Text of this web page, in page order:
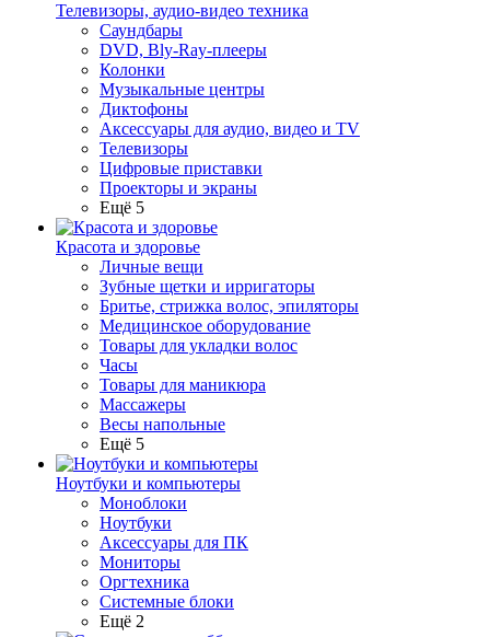
Телевизоры, аудио-видео техника
Саундбары
DVD, Bly-Ray-плееры
Колонки
Музыкальные центры
Диктофоны
Аксессуары для аудио, видео и TV
Телевизоры
Цифровые приставки
Проекторы и экраны
Ещё 5
Красота и здоровье
Личные вещи
Зубные щетки и ирригаторы
Бритье, стрижка волос, эпиляторы
Медицинское оборудование
Товары для укладки волос
Часы
Товары для маникюра
Массажеры
Весы напольные
Ещё 5
Ноутбуки и компьютеры
Моноблоки
Ноутбуки
Аксессуары для ПК
Мониторы
Оргтехника
Системные блоки
Ещё 2